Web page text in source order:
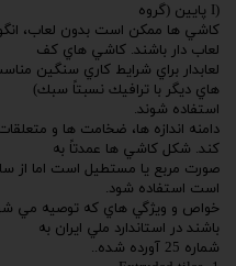
(I پايين (گروه
لعاب دار باشند. كاشي هاي كف
لعابدار براي شرايط كاري سنگين
هاي ديگر با ترافيك نسبتاً سبك)
استفاده شوند.
دامنه اندازه ها، ضخامت ها و
كند. شكل كاشي ها عمدتاً به
صورت مربع يا مستطيل است اما از
است استفاده شود.
خواص و ويژگي هاي كه توصيه مي
باشند در استاندارد ملي ايران به
شماره 25 آورده شده..